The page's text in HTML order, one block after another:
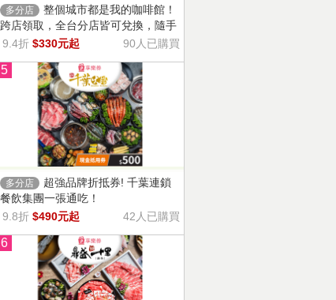
多分店
整個城市都是我的咖啡館！
跨店領取，全台分店皆可兌換，隨手
一杯濃郁香醇，調和酸味，清新果香
9.4折 $330元起 90人已購買
5
多分店
超強品牌折抵券! 千葉連鎖
餐飲集團一張通吃！
9.8折 $490元起 42人已購買
6